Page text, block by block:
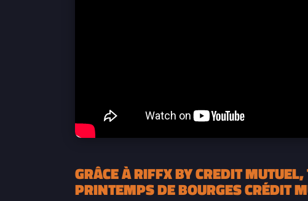
GRÂCE À RIFFX BY CREDIT
PRINTEMPS DE BOURGES CRÉDIT